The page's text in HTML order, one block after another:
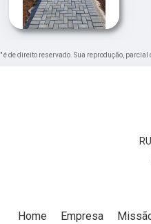
" é de direito reservado. Sua reprodução,
Home Empresa